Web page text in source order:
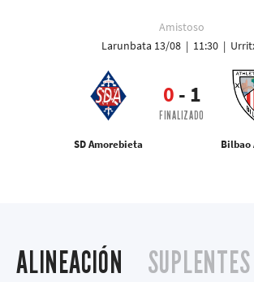
Amistoso
Larunbata 13/08 | 11:30 |
SD Amorebieta
0 - 1
FINALIZADO
ALINEACIÓN SUPLENTES